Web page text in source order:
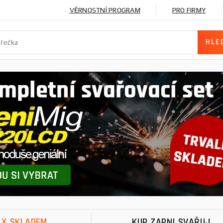
VĚRNOSTNÍ PROGRAM PRO FIRMY